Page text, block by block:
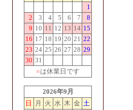
1
2
3 4 5 6 7
8
9 10 11 12 13 14 15
16 17 18 19 20 21 22
23 24 25 26 27 28 29
30 31
■は休業日です
2026年9月
日
月 火 水 木 金 土